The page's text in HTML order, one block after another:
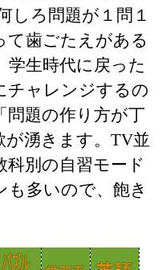
しろ問題が１問１
て歯ごたえがある
学生時代に戻った
チャレンジするの
問題の作り方が丁
が湧きます。TV並
別の自習モード
も多いので、飽き